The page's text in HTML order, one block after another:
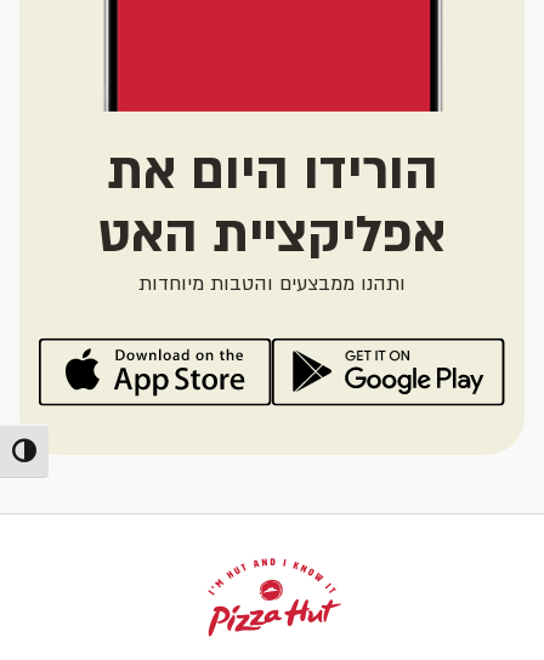
מתג
הורידו היום את
אפליקציית האט
ותהנו ממבצעים והטבות מיוחדות